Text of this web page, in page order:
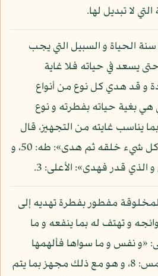
لا تبديل لها.
الحياة و السبيل التي يجب
يسعد في حياته فلا غاية
و قد هدي كل نوع من أنواع
هي بغية حياته بفطرته و نوع
يناسب غايته من التجهيز، قال
تعالى: «ربنا الذي أعطى كل شيء خلقه ثم هدى»: طه: 50، و
قدر فهدى»: الأعلى: 3.
المخلوقة مفطور بفطرة تهديه إلى
و تهتف له بما ينفعه و ما
«و نفس و ما سواها فألهمها
فجورها و تقواها»: الشمس: 8، و هو مع ذلك مجهز بما يتم